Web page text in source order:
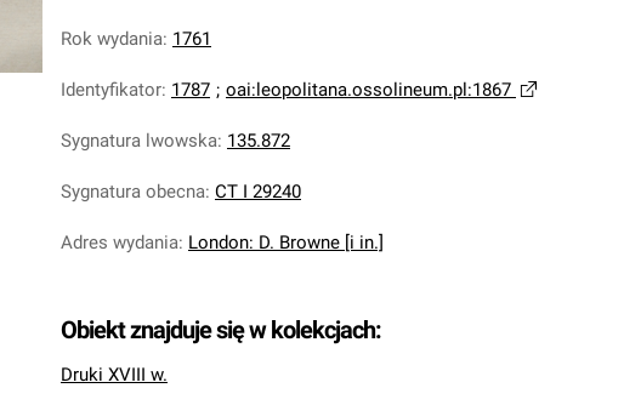
Rok wydania: 1761
Identyfikator: 1787 ; oai:leopolitana.ossolineum.pl:1867
Sygnatura lwowska: 135.872
Sygnatura obecna: CT I 29240
Adres wydania: London: D. Browne [i in.]
Obiekt znajduje się w kolekcjach:
Druki XVIII w.